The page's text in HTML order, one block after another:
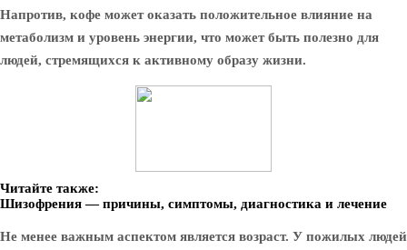
Напротив, кофе может оказать положительное влияние на
метаболизм и уровень энергии, что может быть полезно для
людей, стремящихся к активному образу жизни.
Читайте также:
Шизофрения — причины, симптомы, диагностика и лечение
Не менее важным аспектом является возраст. У пожилых людей